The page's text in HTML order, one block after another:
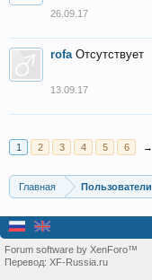
26.09.17
rofa Отсутствует
13.09.17
1 2 3 4 5 6 →
Главная Пользователи
Forum software by XenForo™
Перевод: XF-Russia.ru